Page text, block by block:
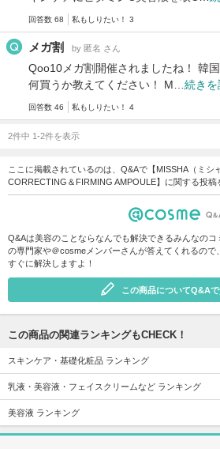
回答数 68 私もしりたい！ 3
メガ割 by 匿名 さん
Qoo10メガ割開催されましたね！ 韓
何買うか教えてください！ M… 続きを
回答数 46 私もしりたい！ 4
2件中 1-2件を表示
ここに掲載されているのは、Q&Aで【MISSHA（ミシ
CORRECTING＆FIRMING AMPOULE】に関する投稿
Q&Aは美容のことならなんでも解決できるみんなの
の専門家や＠cosmeメンバーさんが答えてくれるので
すぐに解決しますよ！
この商品についてQ&A
この商品の関連ランキングもCHECK！
スキンケア・基礎化粧品 ランキング
乳液・美容液・フェイスクリームなど ランキング
美容液 ランキング